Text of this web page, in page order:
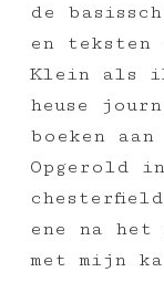
de
en teksten
Klein als
heuse
boeken
Opgerold
ene na het
met mijn